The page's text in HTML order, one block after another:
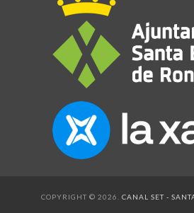
COPYRIGHT © 2026. CANAL SET -